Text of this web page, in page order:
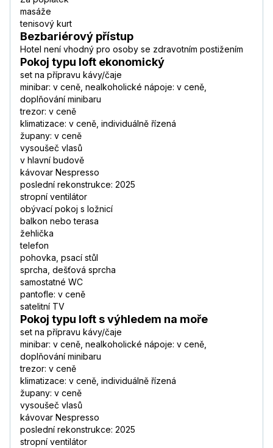
masáže
tenisový kurt
Bezbariérový přístup
Hotel není vhodný pro osoby se zdravotním postižením
Pokoj typu loft ekonomický
set na přípravu kávy/čaje
minibar: v ceně, nealkoholické nápoje: v ceně,
doplňování minibaru
trezor: v ceně
klimatizace: v ceně, individuálně řízená
župany: v ceně
vysoušeč vlasů
v hlavní budově
kávovar Nespresso
poslední rekonstrukce: 2025
stropní ventilátor
obývací pokoj s ložnicí
balkon nebo terasa
žehlička
telefon
pohovka, psací stůl
sprcha, dešťová sprcha
samostatné WC
pantofle: v ceně
satelitní TV
Pokoj typu loft s výhledem na moře
set na přípravu kávy/čaje
minibar: v ceně, nealkoholické nápoje: v ceně,
doplňování minibaru
trezor: v ceně
klimatizace: v ceně, individuálně řízená
župany: v ceně
vysoušeč vlasů
kávovar Nespresso
poslední rekonstrukce: 2025
stropní ventilátor